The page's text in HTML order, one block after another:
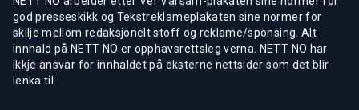
god presseskikk og Tekstreklameplakaten sine normer for
skilje mellom redaksjonelt stoff og reklame/sponsing. Alt
innhald på NETT NO er opphavsrettsleg verna. NETT NO har
ikkje ansvar for innhaldet på eksterne nettsider som det blir
lenka til.